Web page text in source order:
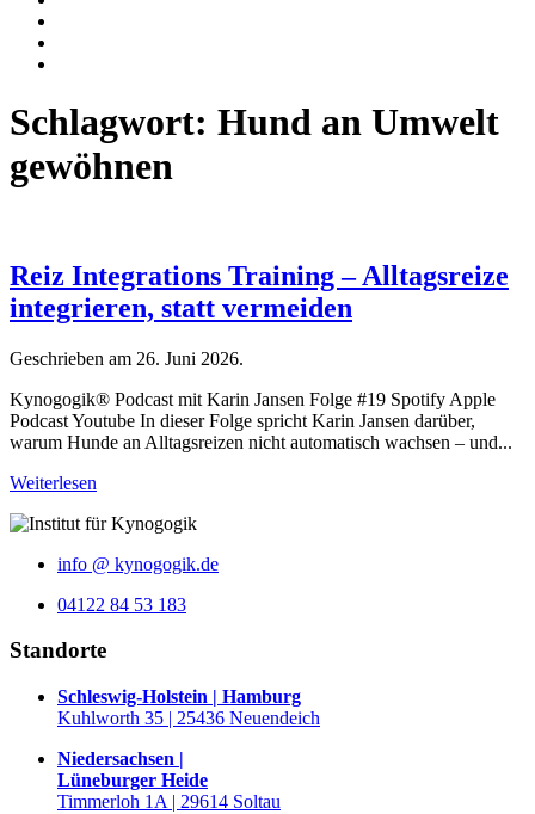
Schlagwort: Hund an Umwelt
gewöhnen
Reiz Integrations Training – Alltagsreize
integrieren, statt vermeiden
Geschrieben am 26. Juni 2026.
Kynogogik® Podcast mit Karin Jansen Folge #19 Spotify Apple
Podcast Youtube In dieser Folge spricht Karin Jansen darüber,
warum Hunde an Alltagsreizen nicht automatisch wachsen – und...
Weiterlesen
info @ kynogogik.de
04122 84 53 183
Standorte
Schleswig-Holstein | Hamburg
Kuhlworth 35 | 25436 Neuendeich
Niedersachsen |
Lüneburger Heide
Timmerloh 1A | 29614 Soltau